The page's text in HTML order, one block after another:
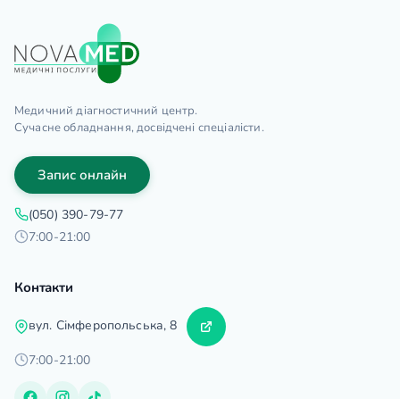
Медичний діагностичний центр.
Сучасне обладнання, досвідчені спеціалісти.
Запис онлайн
(050) 390-79-77
7:00-21:00
Контакти
вул. Сімферопольська, 8
7:00-21:00